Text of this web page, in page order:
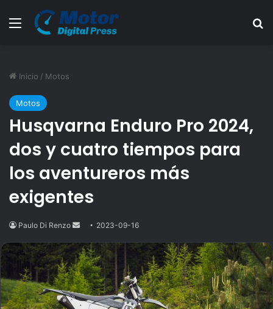
Menú
Inicio / Motos
Motos
Husqvarna Enduro Pro 2024,
dos y cuatro tiempos para
los aventureros más
exigentes
Paulo Di Renzo
Send
email
2023-09-16